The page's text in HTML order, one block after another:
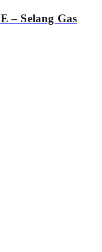
– Selang Gas